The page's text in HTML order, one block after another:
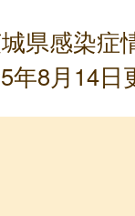
県感染症
年8月14日